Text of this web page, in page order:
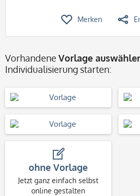
Merken
Vorhandene Vorlage
Individualisierung starten:
ohne Vorlage
Jetzt ganz einfach selbst
online gestalten